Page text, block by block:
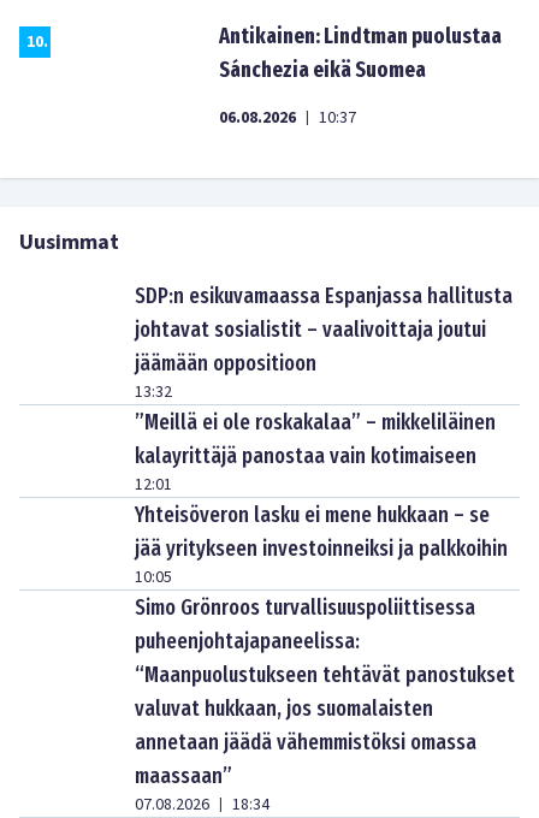
10.
Antikainen: Lindtman puolustaa
Sánchezia eikä Suomea
06.08.2026 | 10:37
Uusimmat
SDP:n esikuvamaassa Espanjassa hallitusta
johtavat sosialistit – vaalivoittaja joutui
jäämään oppositioon
13:32
”Meillä ei ole roskakalaa” – mikkeliläinen
kalayrittäjä panostaa vain kotimaiseen
12:01
Yhteisöveron lasku ei mene hukkaan – se
jää yritykseen investoinneiksi ja palkkoihin
10:05
Simo Grönroos turvallisuuspoliittisessa
puheenjohtajapaneelissa:
“Maanpuolustukseen tehtävät panostukset
valuvat hukkaan, jos suomalaisten
annetaan jäädä vähemmistöksi omassa
maassaan”
07.08.2026 | 18:34